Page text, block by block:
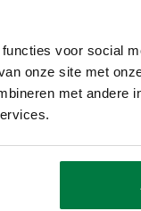
voor social
onze site met
met andere